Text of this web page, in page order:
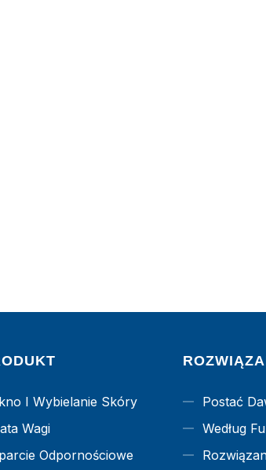
I Wybielanie Skóry
Wagi
Odpornościowe
Postać
Według